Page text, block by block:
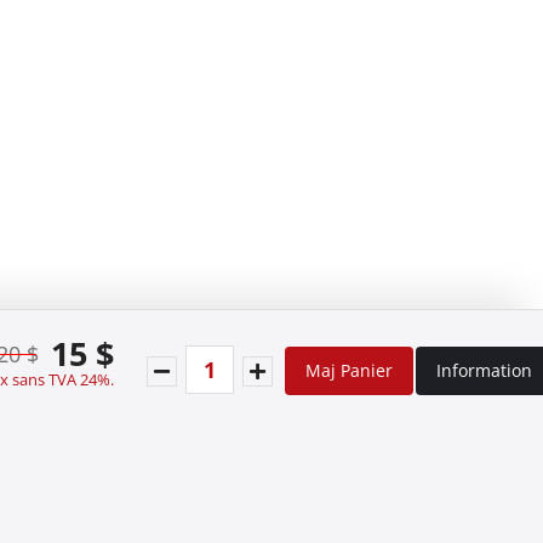
$ 15 $
sans TVA 24%. Maj Panier Information